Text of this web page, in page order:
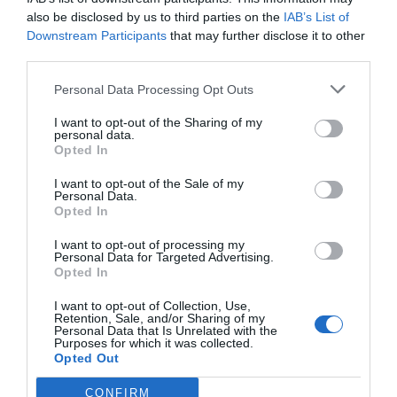
also be disclosed by us to third parties on the IAB’s List of
Downstream Participants that may further disclose it to other
Personal Data Processing Opt Outs
I want to opt-out of the Sharing of my
personal data.
Opted In
I want to opt-out of the Sale of my
Personal Data.
Opted In
I want to opt-out of processing my
Personal Data for Targeted Advertising.
Opted In
I want to opt-out of Collection, Use,
Retention, Sale, and/or Sharing of my
Personal Data that Is Unrelated with the
Purposes for which it was collected.
Opted Out
CONFIRM
AñadirVIA Empresa como fuente preferida
de Google de forma gratuita
ACTIVAR AHORA
RELACIONADAS